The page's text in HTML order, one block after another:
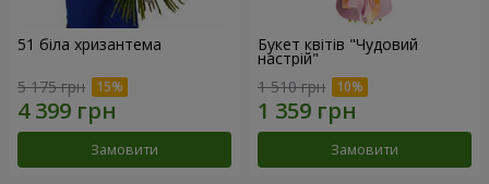
51 біла хризантема
5 175 грн
Замовити
Букет квітів "Чудовий
настрій"
1 510 грн
Замовити